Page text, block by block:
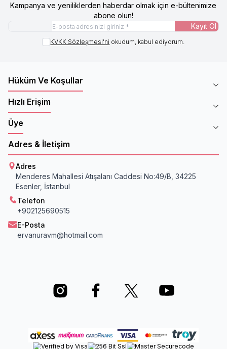
Kampanya ve yeniliklerden haberdar olmak için e-bültenimize
abone olun!
Kayıt Ol
KVKK Sözleşmesi'ni okudum, kabul ediyorum.
Hüküm Ve Koşullar
Hızlı Erişim
Üye
Adres & İletişim
Adres
Menderes Mahallesi Atışalanı Caddesi No:49/B, 34225
Esenler, İstanbul
Telefon
+902125690515
E-Posta
ervanuravm@hotmail.com